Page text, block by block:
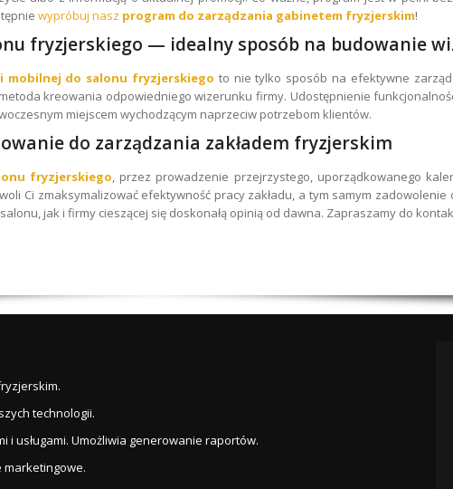
wypróbuj nasz program do zarządzania gabinetem fryzjerskim!
fryzjerskiego — idealny sposób na budowanie
mobilnej do salonu fryzjerskiego to nie tylko sposób na efektywne
kreowania odpowiedniego wizerunku firmy. Udostępnienie
miejscem wychodzącym naprzeciw potrzebom klientów.
do zarządzania zakładem fryzjerskim
fryzjerskiego, przez prowadzenie przejrzystego, uporządkowanego
Ci zmaksymalizować efektywność pracy zakładu, a tym samym
jak i firmy cieszącej się doskonałą opinią od dawna. Zapraszamy do
technologii.
i usługami. Umożliwia generowanie raportów.
marketingowe.